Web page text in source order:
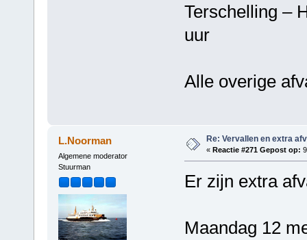
Terschelling
uur
Alle overige
L.Noorman
Algemene moderator
Stuurman
Re: Vervallen en extra
« Reactie #271 Gepost op:
Er zijn extra
Maandag 12